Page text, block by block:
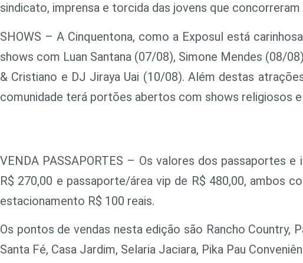
sindicato, imprensa e torcida das jovens que concorreram
SHOWS – A Cinquentona, como a Exposul está
shows com Luan Santana (07/08), Simone Mendes (08/
& Cristiano e DJ Jiraya Uai (10/08). Além destas
comunidade terá portões abertos com shows religiosos
VENDA PASSAPORTES – Os valores dos passaportes
R$ 270,00 e passaporte/área vip de R$ 480,00, ambos
estacionamento R$ 100 reais.
Os pontos de vendas nesta edição são Rancho Country,
Santa Fé, Casa Jardim, Selaria Jaciara, Pika Pau